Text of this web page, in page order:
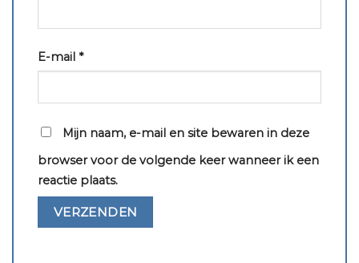
E-mail *
Mijn naam, e-mail en site bewaren in deze
browser voor de volgende keer wanneer ik een
reactie plaats.